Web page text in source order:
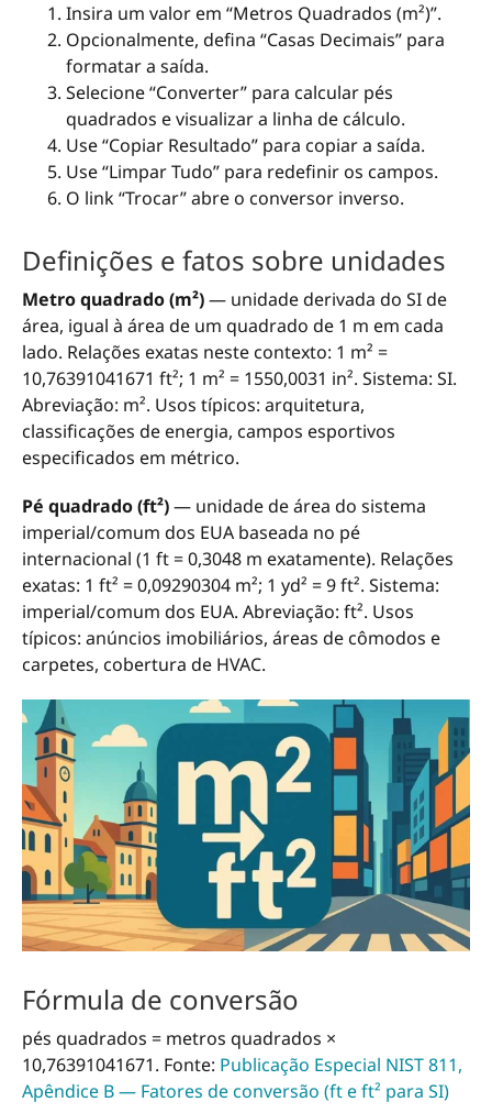
Insira um valor em “Metros Quadrados (m²)”.
Opcionalmente, defina “Casas Decimais” para
formatar a saída.
Selecione “Converter” para calcular pés
quadrados e visualizar a linha de cálculo.
Use “Copiar Resultado” para copiar a saída.
Use “Limpar Tudo” para redefinir os campos.
O link “Trocar” abre o conversor inverso.
Definições e fatos sobre unidades
Metro quadrado (m²)— unidade derivada do SI de
área, igual à área de um quadrado de 1 m em cada
lado. Relações exatas neste contexto: 1 m² =
10,76391041671 ft²; 1 m² = 1550,0031 in². Sistema: SI.
Abreviação: m². Usos típicos: arquitetura,
classificações de energia, campos esportivos
especificados em métrico.
Pé quadrado (ft²)— unidade de área do sistema
imperial/comum dos EUA baseada no pé
internacional (1 ft = 0,3048 m exatamente). Relações
exatas: 1 ft² = 0,09290304 m²; 1 yd² = 9 ft². Sistema:
imperial/comum dos EUA. Abreviação: ft². Usos
típicos: anúncios imobiliários, áreas de cômodos e
carpetes, cobertura de HVAC.
Fórmula de conversão
pés quadrados = metros quadrados ×
10,76391041671. Fonte: Publicação Especial NIST 811,
Apêndice B — Fatores de conversão (ft e ft² para SI)